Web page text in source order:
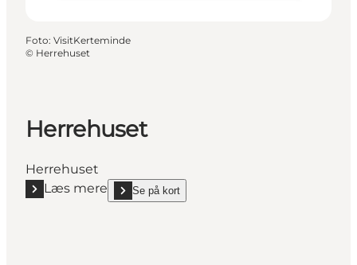
Foto: VisitKerteminde
© Herrehuset
Herrehuset
Herrehuset
Læs mere
Læs mere "Herrehuset"
Se på kort
show Herrehuset on_map